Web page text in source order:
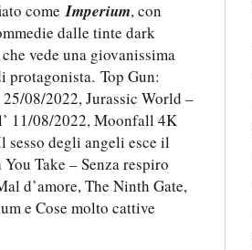
comeImperium, con
dalle tinte dark
che vede una giovanissima
protagonista. Top Gun:
08/2022, Jurassic World –
11/08/2022, Moonfall 4K
sesso degli angeli esce il
Take – Senza respiro
d’amore, The Ninth Gate,
e Cose molto cattive